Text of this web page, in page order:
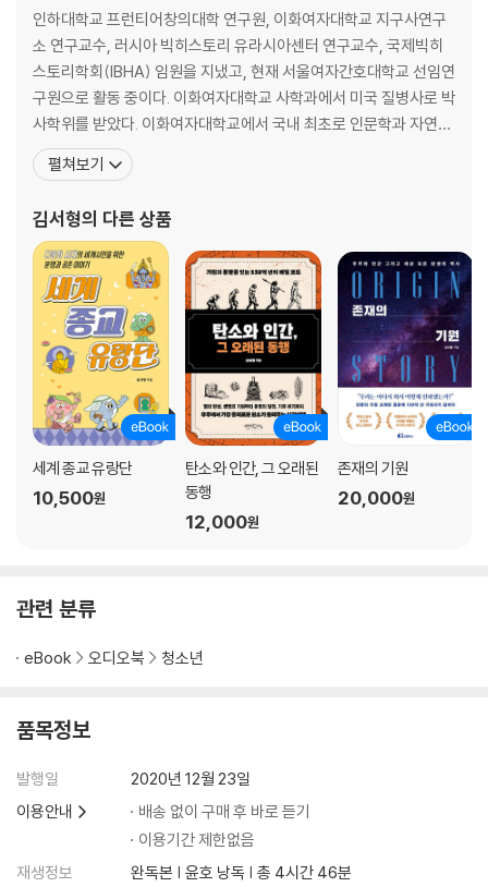
사회의 ‘글로벌 네트워크’로 나누어서 알아본다. 이 책을 읽는 독자는 인류
의 운명을 뒤바꾼 전염병의 역사를 좀 더 입체적이고 다각적으로 살펴볼
수 있다. 더불어 역사 속에서 전염병의 도전에 인류가 어떻게 응전해왔는
지 성찰해보면서, 이른바 ‘전염병의 시대’가 되어버린 21세기에 소중한 지
혜와 교훈도 얻게 될 것이다.
제3장 산업 네트워크의 확대와 전염병
01 도시화와 콜레라, 그리고 위생 개혁운동
02 결핵이 드러낸 사회문제
03 대기근과 장티푸스
제4장 전쟁과 전염병
01 미국내전과 세균성이질
02 제1차세계대전과 ‘1918년 인플루엔자’
03 현대 전쟁과 셸 쇼크
제5장 현대사회의 글로벌 네트워크와 전염병의 진화
인하대학교 프런티어창의대학 연구원, 이화여자대학교 지구사연구
소 연구교수, 러시아 빅히스토리 유라시아센터 연구교수, 국제빅히
스토리학회(IBHA) 임원을 지냈고, 현재 서울여자간호대학교 선임연
구원으로 활동 중이다. 이화여자대학교 사학과에서 미국 질병사로 박
사학위를 받았다. 이화여자대학교에서 국내 최초로 인문학과 자연과
학의 소통 및 융합을 추구하는 빅히스토리 교양과목을 강의했다. 마
이크로소프트 창업주 빌 게이츠와 빅히스토리 창시자 데이비드 크리
Project)의 국내 도입으로, 빅히스토리 방과 후 교과목 및 정규 교
펼쳐보기
김서형의 다른 상품
세계 종교 유랑단
10,500원
탄소와 인간, 그 오래된
동행
12,000원
존재의 기원
20,000원
관련 분류
eBook 오디오북 청소년
품목정보
발행일
2020년 12월 23일
이용안내
배송 없이 구매 후 바로 듣기
이용기간 제한없음
재생정보
완독본 | 윤호 낭독 | 총 4시간 46분